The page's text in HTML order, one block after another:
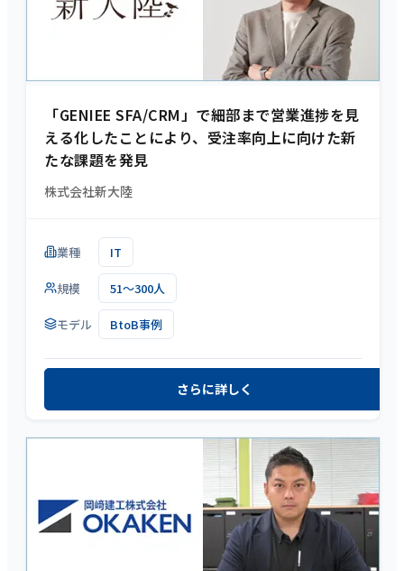
「GENIEE SFA/CRM」で細部まで営業進捗を見
える化したことにより、受注率向上に向けた新
たな課題を発見
株式会社新大陸
業種 IT
規模 51～300人
モデル BtoB事例
さらに詳しく